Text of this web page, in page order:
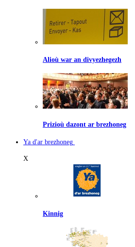
Alioù war an divyezhegezh
Prizioù dazont ar brezhoneg
Ya d'ar brezhoneg
X
Kinnig